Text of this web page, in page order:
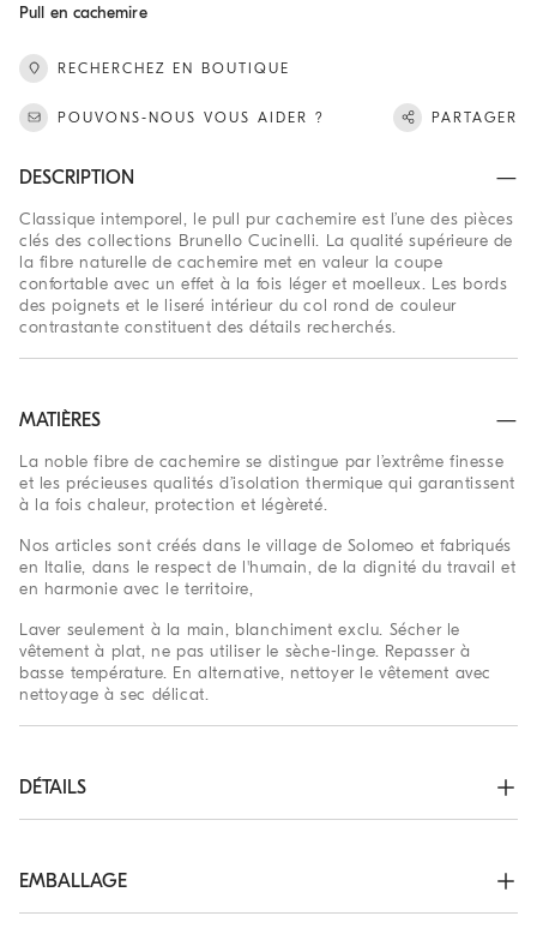
Pull en cachemire
RECHERCHEZ EN BOUTIQUE
POUVONS-NOUS VOUS AIDER ? PARTAGER
DESCRIPTION
Classique intemporel, le pull pur cachemire est l’une des pièces
clés des collections Brunello Cucinelli. La qualité supérieure de
la fibre naturelle de cachemire met en valeur la coupe
confortable avec un effet à la fois léger et moelleux. Les bords
des poignets et le liseré intérieur du col rond de couleur
contrastante constituent des détails recherchés.
MATIÈRES
La noble fibre de cachemire se distingue par l’extrême finesse
et les précieuses qualités d’isolation thermique qui garantissent
à la fois chaleur, protection et légèreté.
Nos articles sont créés dans le village de Solomeo et fabriqués
en Italie, dans le respect de l'humain, de la dignité du travail et
en harmonie avec le territoire,
Laver seulement à la main, blanchiment exclu. Sécher le
vêtement à plat, ne pas utiliser le sèche-linge. Repasser à
basse température. En alternative, nettoyer le vêtement avec
nettoyage à sec délicat.
DÉTAILS
Pull jersey simple
100% CACHEMIRE
EMBALLAGE